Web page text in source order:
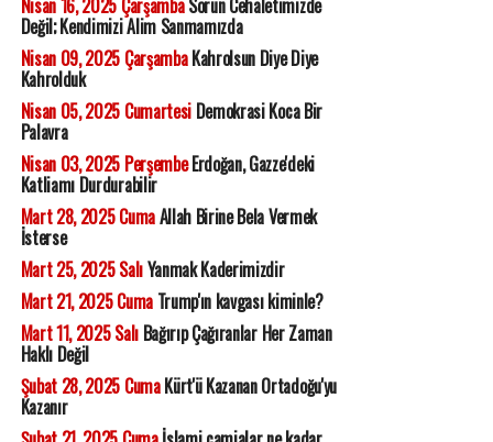
Nisan 16, 2025 ÇarşambaSorun Cehaletimizde
Değil; Kendimizi Alim Sanmamızda
Nisan 09, 2025 ÇarşambaKahrolsun Diye Diye
Kahrolduk
Nisan 05, 2025 CumartesiDemokrasi Koca Bir
Palavra
Nisan 03, 2025 PerşembeErdoğan, Gazze'deki
Katliamı Durdurabilir
Mart 28, 2025 CumaAllah Birine Bela Vermek
İsterse
Mart 25, 2025 SalıYanmak Kaderimizdir
Mart 21, 2025 CumaTrump'ın kavgası kiminle?
Mart 11, 2025 SalıBağırıp Çağıranlar Her Zaman
Haklı Değil
Şubat 28, 2025 CumaKürt'ü Kazanan Ortadoğu'yu
Kazanır